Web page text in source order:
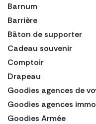
Barnum
Barrière
Bâton de supporter
Cadeau souvenir
Comptoir
Drapeau
Goodies agences de
Goodies agences
Goodies Armée